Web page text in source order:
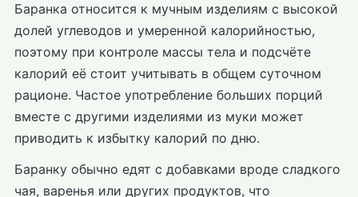
Баранка относится к мучным изделиям с высокой
долей углеводов и умеренной калорийностью,
поэтому при контроле массы тела и подсчёте
калорий её стоит учитывать в общем суточном
рационе. Частое употребление больших порций
вместе с другими изделиями из муки может
приводить к избытку калорий по дню.
Баранку обычно едят с добавками вроде сладкого
чая, варенья или других продуктов, что